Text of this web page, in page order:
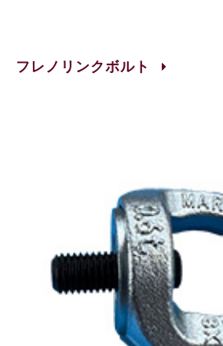
フレノリンクボルト